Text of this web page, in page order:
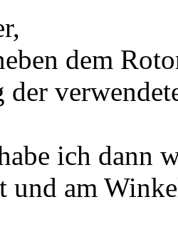
dem
der
ich dann
und am